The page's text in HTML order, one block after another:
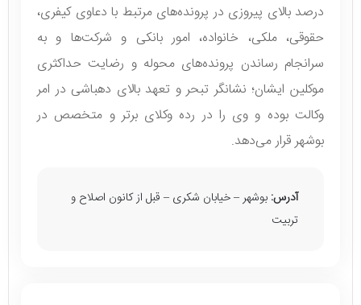
درصد بالای پیروزی در پرونده‌های مرتبط با دعاوی کیفری،
حقوقی، ملکی، خانواده، امور بانکی و شرکت‌ها و به
سرانجام رساندن پرونده‌های محوله و رضایت حداکثری
موکلین ایشان؛ نشانگر تبحر و تعهد بالای دهباشی در امر
وکالت بوده و وی را در رده وکلای برتر و متخصص در
بوشهر قرار می‌دهد.
آدرس: بوشهر – خیابان شکری – قبل از کانون اصلاح و
تربیت